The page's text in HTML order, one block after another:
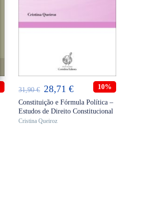
ADICIONAR
31,90€ O
preço
original
28,71€O
preço
atual
10%
Constituição e Fórmula Política –
Estudos de Direito Constitucional
Cristina Queiroz